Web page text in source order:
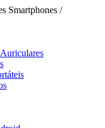
Smartphones /